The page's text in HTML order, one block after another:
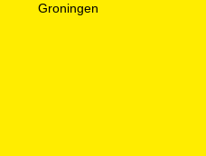
Groningen